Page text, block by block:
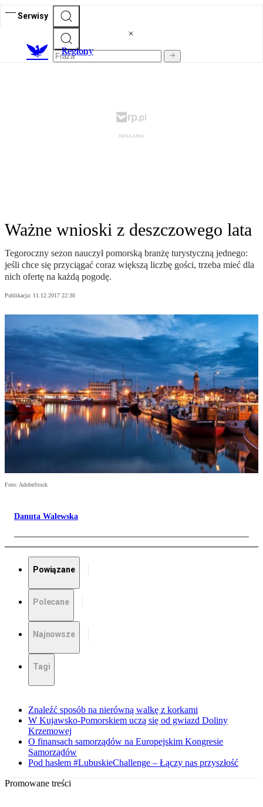
Serwisy
Regiony
Ważne wnioski z deszczowego lata
Tegoroczny sezon nauczył pomorską branżę turystyczną jednego:
jeśli chce się przyciągać coraz większą liczbę gości, trzeba mieć dla
nich ofertę na każdą pogodę.
Publikacja: 11.12.2017 22:30
Foto: AdobeStock
Danuta Walewska
Powiązane
Polecane
Najnowsze
Tagi
Znaleźć sposób na nierówną walkę z korkami
W Kujawsko-Pomorskiem uczą się od gwiazd Doliny
Krzemowej
O finansach samorządów na Europejskim Kongresie
Samorządów
Pod hasłem #LubuskieChallenge – Łączy nas przyszłość
Promowane treści